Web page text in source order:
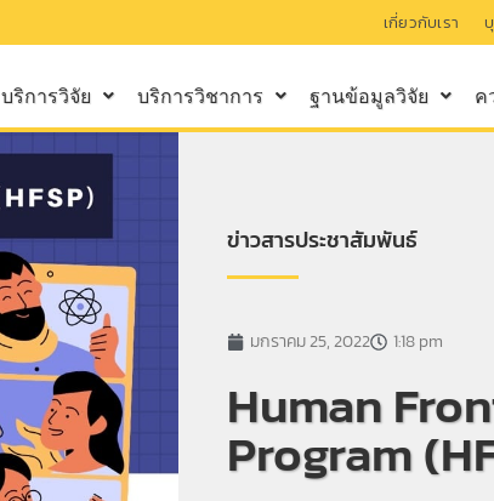
เกี่ยวกับเรา
บริการวิจัย บริการวิชาการ ฐานข้อมูลวิจัย ค
ข่าวสารประชาสัมพันธ์
มกราคม 25, 2022 1:18 pm
Human
Program